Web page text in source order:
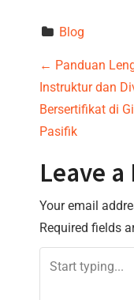
Blog
P
o
s
t
n
a
v
← Panduan
Instruktur dan
Bersertifikat di
Pasifik
Leave a
Your email
Required fields